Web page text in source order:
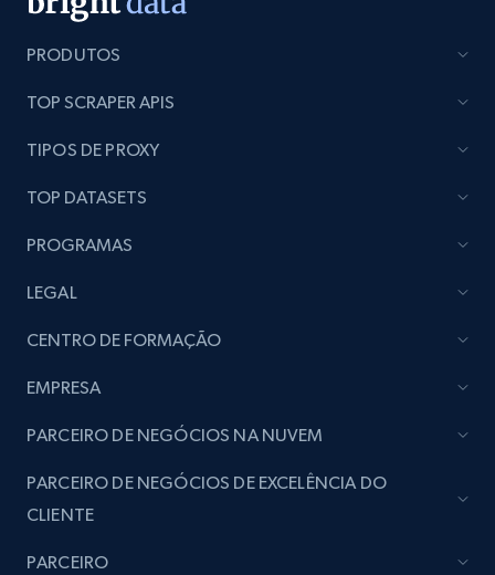
PRODUTOS
TOP SCRAPER APIS
TIPOS DE PROXY
TOP DATASETS
PROGRAMAS
LEGAL
CENTRO DE FORMAÇÃO
EMPRESA
PARCEIRO DE NEGÓCIOS NA NUVEM
PARCEIRO DE NEGÓCIOS DE EXCELÊNCIA DO
CLIENTE
PARCEIRO